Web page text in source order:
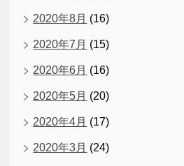
2020年8月 (16)
2020年7月 (15)
2020年6月 (16)
2020年5月 (20)
2020年4月 (17)
2020年3月 (24)